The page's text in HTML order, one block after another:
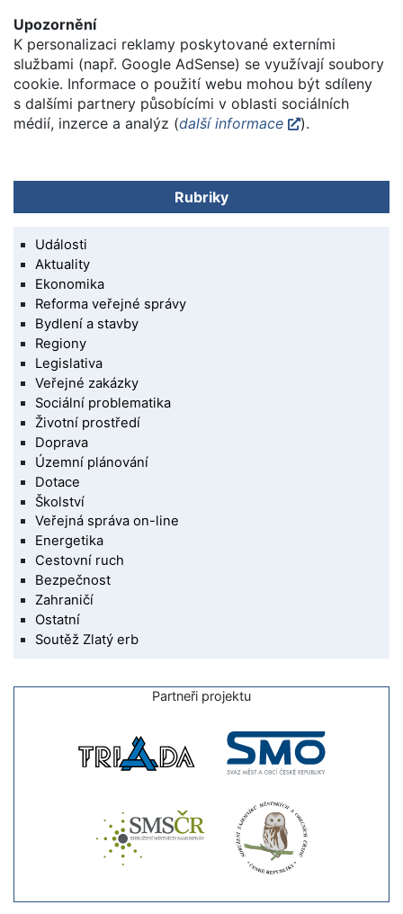
Upozornění
K personalizaci reklamy poskytované externími
službami (např. Google AdSense) se využívají soubory
cookie. Informace o použití webu mohou být sdíleny
s dalšími partnery působícími v oblasti sociálních
médií, inzerce a analýz (další informace ).
Rubriky
Události
Aktuality
Ekonomika
Reforma veřejné správy
Bydlení a stavby
Regiony
Legislativa
Veřejné zakázky
Sociální problematika
Životní prostředí
Doprava
Územní plánování
Dotace
Školství
Veřejná správa on-line
Energetika
Cestovní ruch
Bezpečnost
Zahraničí
Ostatní
Soutěž Zlatý erb
Partneři projektu